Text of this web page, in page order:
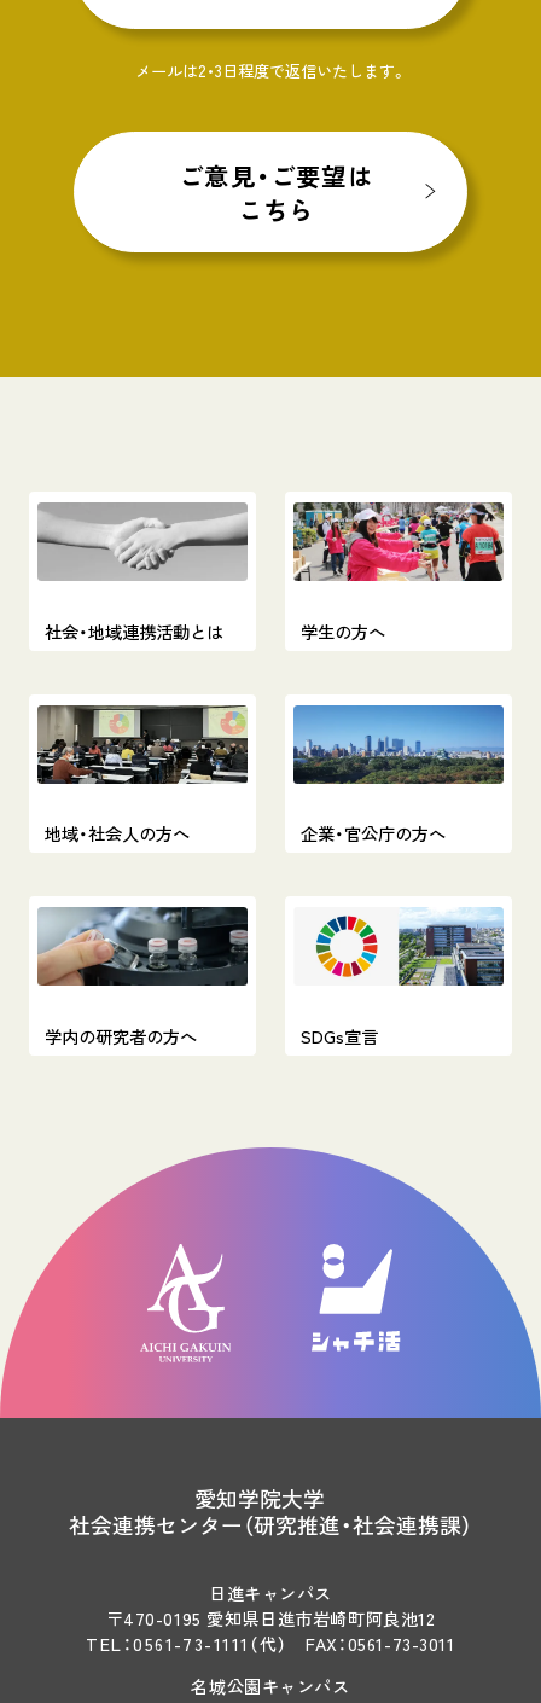
メールは2・3日程度で返信いたします。
ご意見・ご要望は
こちら
社会・地域連携活動とは 学生の方へ
地域・社会人の方へ 企業・官公庁の方へ
学内の研究者の方へ SDGs宣言
愛知学院大学
社会連携センター（研究推進・社会連携課）
日進キャンパス
〒470-0195 愛知県日進市岩崎町阿良池12
TEL：0561-73-1111 （代）
FAX：0561-73-3011
名城公園キャンパス